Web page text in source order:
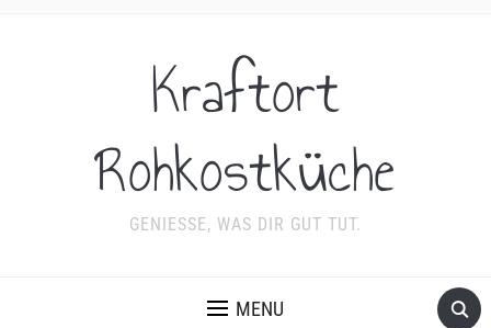
Kraftort
Rohkostküche
GENIESSE, WAS DIR GUT TUT.
MENU